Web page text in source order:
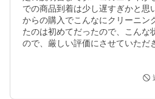
での商品到着は少し遅すぎかと思
からの購入でこんなにクリーニン
たのは初めてだったので、こんな
ので、厳しい評価にさせていただ